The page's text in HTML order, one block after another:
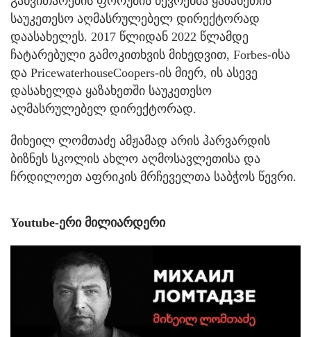
საუკეთესო აღმასრულებელ დირექტორად
დაასახელეს. 2017 წლიდან 2022 წლამდე
ჩატარებული გამოკითხვის მიხედვით, Forbes-ისა
და PricewaterhouseCoopers-ის მიერ, ის ასევე
დასახელდა ყაზახეთში საუკეთესო
აღმასრულებელ დირექტორად.
მიხეილ ლომთაძე ამჟამად არის ჰარვარდის
ბიზნეს სკოლის ახლო აღმოსავლეთისა და
ჩრდილოეთ აფრიკის მრჩეველთა საბჭოს წევრი.
Youtube-ერი მილიარდერი